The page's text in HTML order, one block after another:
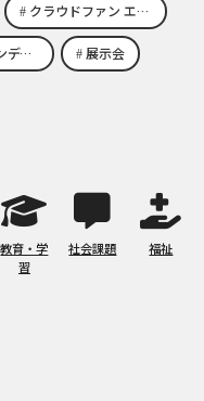
クラウドファン エコビジネス
グ 展示会
教育・学
習
社会課題 福祉